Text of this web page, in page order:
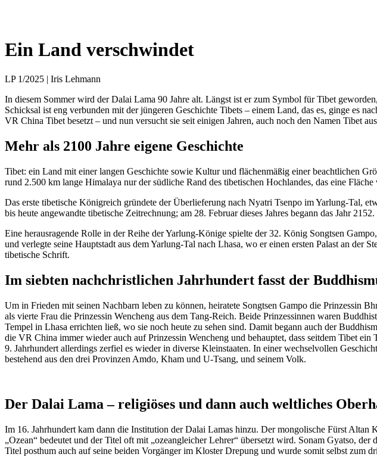
Ein Land verschwindet
LP 1/2025 | Iris Lehmann
In diesem Sommer wird der Dalai Lama 90 Jahre alt. Längst ist er zum Symbol für Tibet
Schicksal ist eng verbunden mit der jüngeren Geschichte Tibets – einem Land, das es, ginge es
VR China Tibet besetzt – und nun versucht sie seit einigen Jahren, auch noch den Namen Tibet
Mehr als 2100 Jahre eigene Geschichte
Tibet: ein Land mit einer langen Geschichte sowie Kultur und flächenmäßig einer beachtlichen
rund 2.500 km lange Himalaya nur der südliche Rand des tibetischen Hochlandes, das eine
Das erste tibetische Königreich gründete der Überlieferung nach Nyatri Tsenpo im Yarlung-Tal,
bis heute angewandte tibetische Zeitrechnung; am 28. Februar dieses Jahres begann das Jahr 2152.
Eine herausragende Rolle in der Reihe der Yarlung-Könige spielte der 32. König Songtsen
und verlegte seine Hauptstadt aus dem Yarlung-Tal nach Lhasa, wo er einen ersten Palast an
tibetische Schrift.
Im siebten nachchristlichen Jahrhundert fasst der
Um in Frieden mit seinen Nachbarn leben zu können, heiratete Songtsen Gampo die Prinzessin
als vierte Frau die Prinzessin Wencheng aus dem Tang-Reich. Beide Prinzessinnen waren
Tempel in Lhasa errichten ließ, wo sie noch heute zu sehen sind. Damit begann auch der
die VR China immer wieder auch auf Prinzessin Wencheng und behauptet, dass seitdem Tibet
9. Jahrhundert allerdings zerfiel es wieder in diverse Kleinstaaten. In einer wechselvollen
bestehend aus den drei Provinzen Amdo, Kham und U-Tsang, und seinem Volk.
Der Dalai Lama – religiöses und dann auch weltliches
Im 16. Jahrhundert kam dann die Institution der Dalai Lamas hinzu. Der mongolische Fürst
„Ozean“ bedeutet und der Titel oft mit „ozeangleicher Lehrer“ übersetzt wird. Sonam Gyatso,
Titel posthum auch auf seine beiden Vorgänger im Kloster Drepung und wurde somit selbst zum